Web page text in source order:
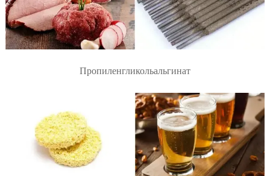
Пропиленгликольальгинат